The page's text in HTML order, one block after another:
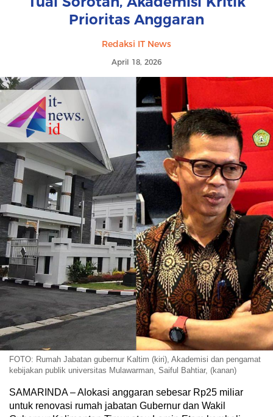
Prioritas Anggaran
Redaksi IT News
April 18, 2026
FOTO: Rumah Jabatan gubernur Kaltim (kiri), Akademisi dan pengamat
kebijakan publik universitas Mulawarman, Saiful Bahtiar, (kanan)
SAMARINDA – Alokasi anggaran sebesar Rp25 miliar
untuk renovasi rumah jabatan Gubernur dan Wakil